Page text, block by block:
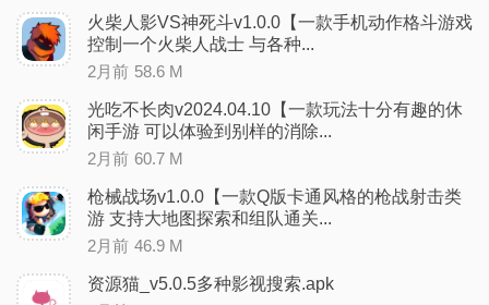
火柴人影VS神死斗v1.0.0【一款手机动作格斗游戏
控制一个火柴人战士 与各种...
2月前 58.6 M
光吃不长肉v2024.04.10【一款玩法十分有趣的休
闲手游 可以体验到别样的消除...
2月前 60.7 M
枪械战场v1.0.0【一款Q版卡通风格的枪战射击类
游 支持大地图探索和组队通关...
2月前 46.9 M
资源猫_v5.0.5多种影视搜索.apk